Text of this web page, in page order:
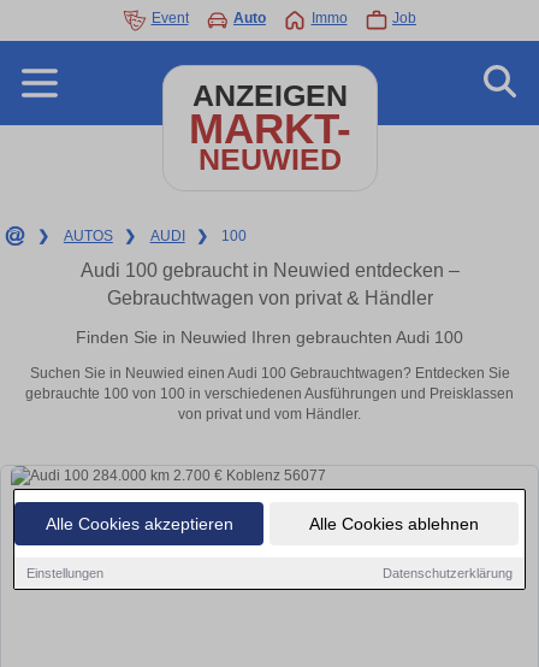
Alle Cookies akzeptieren Alle Cookies ablehnen
Einstellungen Datenschutzerklärung
Event Auto Immo Job
ANZEIGEN
MARKT-
NEUWIED
❯ AUTOS ❯ AUDI ❯ 100
Audi 100 gebraucht in Neuwied entdecken –
Gebrauchtwagen von privat & Händler
Finden Sie in Neuwied Ihren gebrauchten Audi 100
Suchen Sie in Neuwied einen Audi 100 Gebrauchtwagen? Entdecken Sie
gebrauchte 100 von 100 in verschiedenen Ausführungen und Preisklassen
von privat und vom Händler.